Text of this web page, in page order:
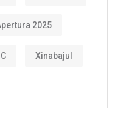
2025
Xinabajul